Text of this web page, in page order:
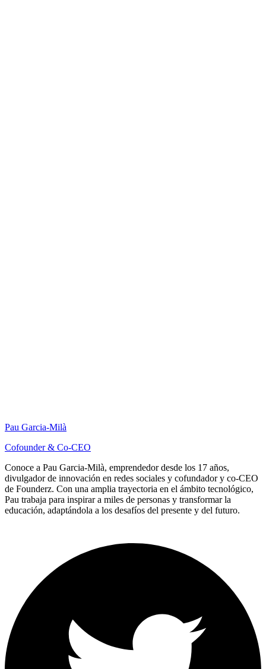
Pau Garcia-Milà
Cofounder & Co-CEO
Conoce a Pau Garcia-Milà, emprendedor desde los 17 años,
divulgador de innovación en redes sociales y cofundador y co-CEO
de Founderz. Con una amplia trayectoria en el ámbito tecnológico,
Pau trabaja para inspirar a miles de personas y transformar la
educación, adaptándola a los desafíos del presente y del futuro.